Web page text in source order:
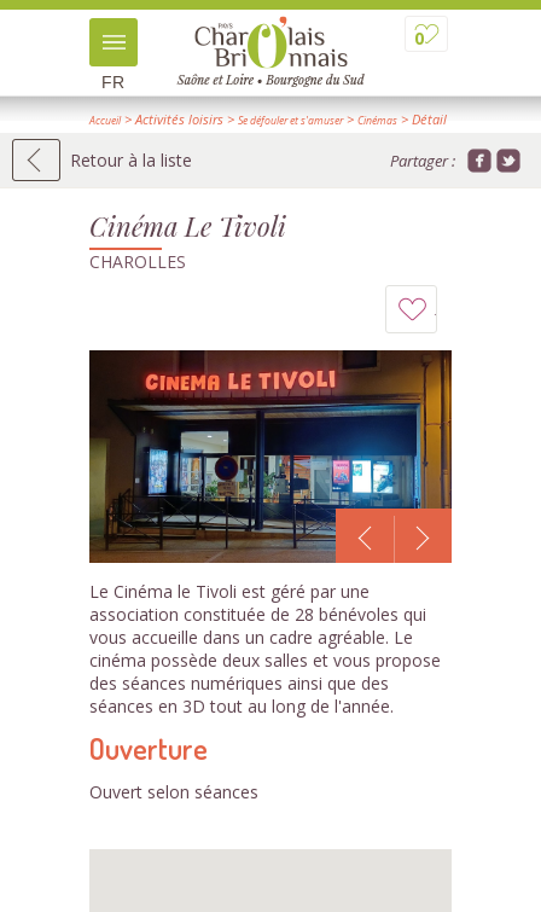
0
FR
Accueil> Activités loisirs > Se défouler et s'amuser> Cinémas > Détail
Retour à la liste Partager :
Cinéma Le Tivoli
CHAROLLES
à
1
Le Cinéma le Tivoli est géré par une
association constituée de 28 bénévoles qui
vous accueille dans un cadre agréable. Le
cinéma possède deux salles et vous propose
des séances numériques ainsi que des
séances en 3D tout au long de l'année.
Ouverture
Ouvert selon séances